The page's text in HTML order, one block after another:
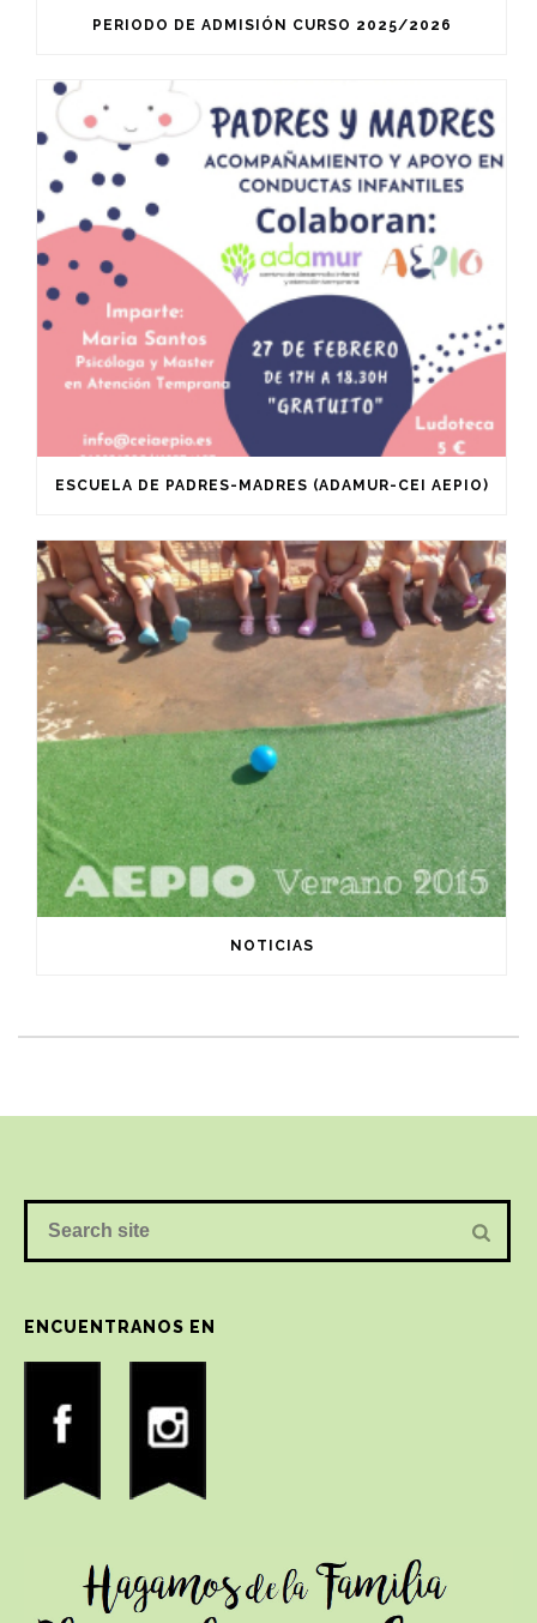
PERIODO DE ADMISIÓN CURSO 2025/2026
ESCUELA DE PADRES-MADRES (ADAMUR-CEI AEPIO)
NOTICIAS
ENCUENTRANOS EN